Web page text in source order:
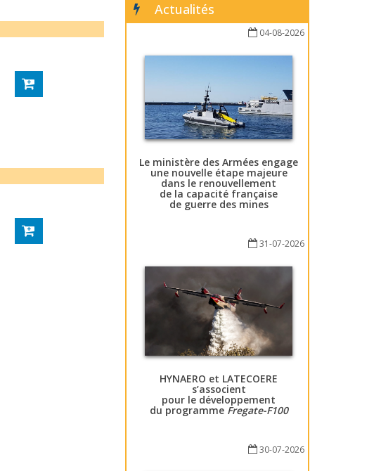
Actualités
04-08-2026
Le ministère des Armées engage
une nouvelle étape majeure
dans le renouvellement
de la capacité française
de guerre des mines
31-07-2026
HYNAERO et LATECOERE
s’associent
pour le développement
du programme Fregate-F100
30-07-2026